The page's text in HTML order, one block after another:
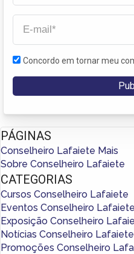
Concordo em tornar meu
PÁGINAS
Conselheiro Lafaiete Mais
Sobre Conselheiro Lafaiete
CATEGORIAS
Cursos Conselheiro Lafaiete
Eventos Conselheiro Lafaiete
Exposição Conselheiro
Notícias Conselheiro Lafaiete
Promoções Conselheiro